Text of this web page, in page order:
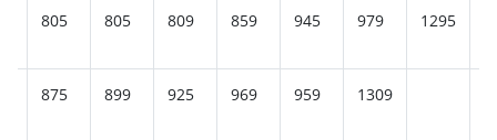
805 805 809 859 945 979 1295
875 899 925 969 959 1309